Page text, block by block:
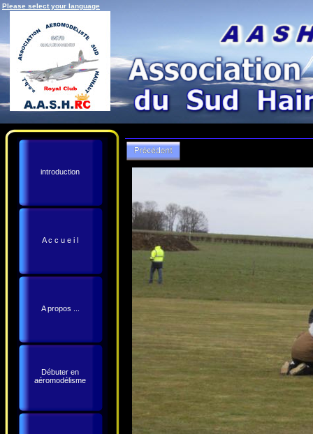
Please select your language
introduction
A c c u e i l
A propos ...
Débuter en
aéromodélisme